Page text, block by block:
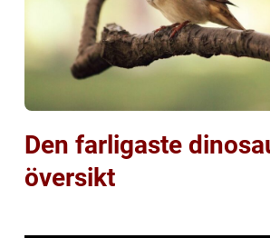
Den farligaste
översikt